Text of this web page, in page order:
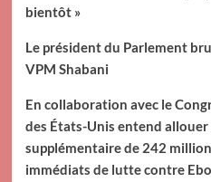
bientôt »
Le président du Parlement
VPM Shabani
En collaboration avec le
des États-Unis entend
supplémentaire de 242
immédiats de lutte contre